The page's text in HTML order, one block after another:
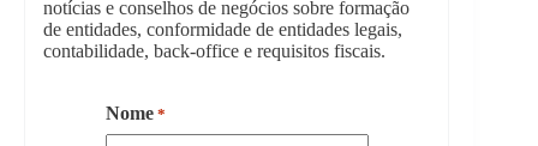
notícias e conselhos de negócios sobre formação
de entidades, conformidade de entidades legais,
contabilidade, back-office e requisitos fiscais.
Nome *